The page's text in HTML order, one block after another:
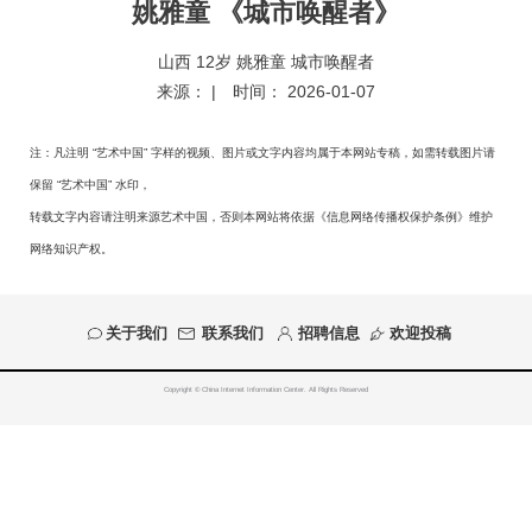
姚雅童 《城市唤醒者》
山西 12岁 姚雅童 城市唤醒者
来源： | 时间： 2026-01-07
注：凡注明 “艺术中国” 字样的视频、图片或文字内容均属于本网站专稿，如需转载图片请
保留 “艺术中国” 水印，
转载文字内容请注明来源艺术中国，否则本网站将依据《信息网络传播权保护条例》维护
网络知识产权。
关于我们 联系我们 招聘信息 欢迎投稿
Copyright © China Internet Information Center. All Rights Reserved